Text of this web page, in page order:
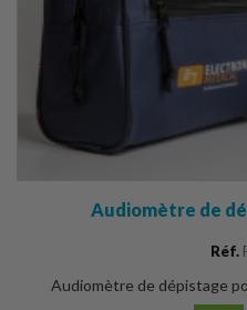
Audiomètre de
Réf.
Audiomètre de dépistage